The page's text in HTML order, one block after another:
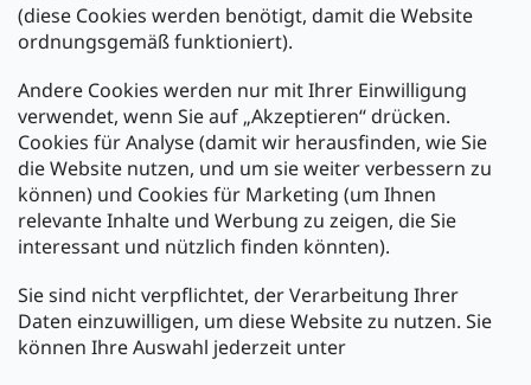
(diese Cookies werden benötigt, damit die Website
ordnungsgemäß funktioniert).
Andere Cookies werden nur mit Ihrer Einwilligung
verwendet, wenn Sie auf „Akzeptieren“ drücken.
Cookies für Analyse (damit wir herausfinden, wie Sie
die Website nutzen, und um sie weiter verbessern zu
können) und Cookies für Marketing (um Ihnen
relevante Inhalte und Werbung zu zeigen, die Sie
interessant und nützlich finden könnten).
Sie sind nicht verpflichtet, der Verarbeitung Ihrer
Daten einzuwilligen, um diese Website zu nutzen. Sie
können Ihre Auswahl jederzeit unter
Versand mit:
Zahlarten:
Newsletter abonnieren
Legen Sie Ihre E-Mail ein und wir werden Ihnen Informationen